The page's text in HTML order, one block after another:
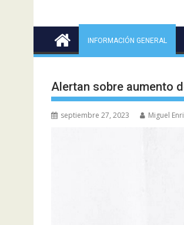
INFORMACIÓN GENERAL
Alertan sobre aumento
septiembre 27, 2023 Miguel